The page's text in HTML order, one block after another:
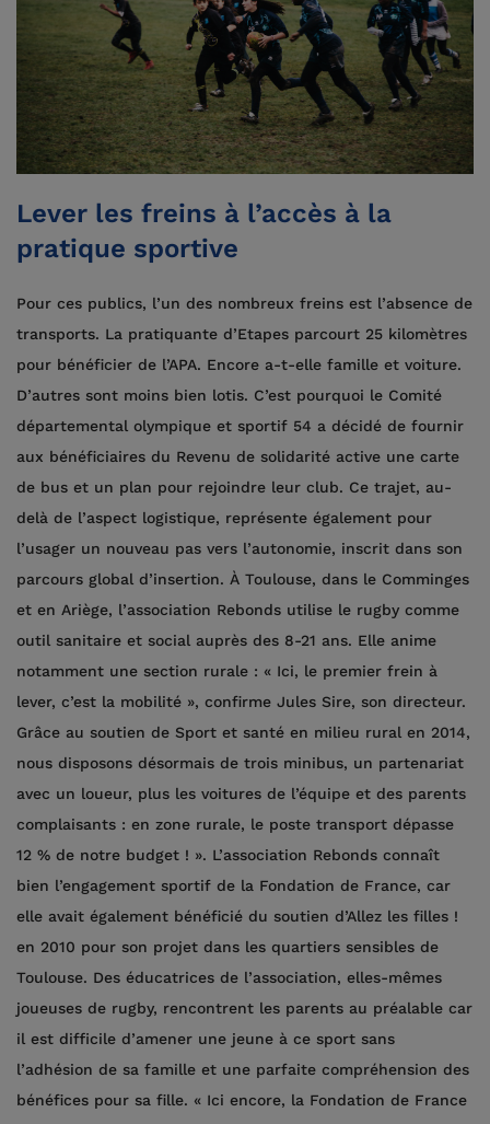
Lever les freins à l’accès à la
pratique sportive
Pour ces publics, l’un des nombreux freins est l’absence de
transports. La pratiquante d’Etapes parcourt 25 kilomètres
pour bénéficier de l’APA. Encore a-t-elle famille et voiture.
D’autres sont moins bien lotis. C’est pourquoi le Comité
départemental olympique et sportif 54 a décidé de fournir
aux bénéficiaires du Revenu de solidarité active une carte
de bus et un plan pour rejoindre leur club. Ce trajet, au-
delà de l’aspect logistique, représente également pour
l’usager un nouveau pas vers l’autonomie, inscrit dans son
parcours global d’insertion. À Toulouse, dans le Comminges
et en Ariège, l’association Rebonds utilise le rugby comme
outil sanitaire et social auprès des 8-21 ans. Elle anime
notamment une section rurale : « Ici, le premier frein à
lever, c’est la mobilité », confirme Jules Sire, son directeur.
Grâce au soutien de Sport et santé en milieu rural en 2014,
nous disposons désormais de trois minibus, un partenariat
avec un loueur, plus les voitures de l’équipe et des parents
complaisants : en zone rurale, le poste transport dépasse
12 % de notre budget ! ». L’association Rebonds connaît
bien l’engagement sportif de la Fondation de France, car
elle avait également bénéficié du soutien d’Allez les filles !
en 2010 pour son projet dans les quartiers sensibles de
Toulouse. Des éducatrices de l’association, elles-mêmes
joueuses de rugby, rencontrent les parents au préalable car
il est difficile d’amener une jeune à ce sport sans
l’adhésion de sa famille et une parfaite compréhension des
bénéfices pour sa fille. « Ici encore, la Fondation de France